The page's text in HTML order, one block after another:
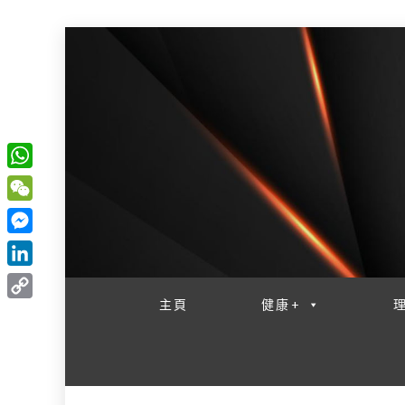
主頁 健康+
W
h
a
t
s
W
e
C
h
M
e
s
L
i